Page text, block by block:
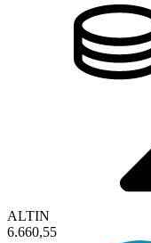
ALTIN
6.660,55